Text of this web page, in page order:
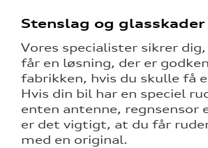
Stenslag og glasskader
Vores specialister sikrer
får en løsning, der er
fabrikken, hvis du skulle få
Hvis din bil har en speciel
enten antenne, regnsensor
er det vigtigt, at du får
med en original.